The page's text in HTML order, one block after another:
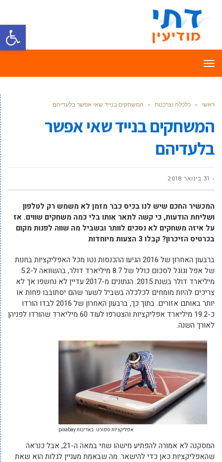
פתח
תפריט
ראשי » כלכלה וצרכנות » המשחקים בנייד שאי אפשר בלעדיהם
המשחקים בנייד שאי אפשר
בלעדיהם
31 בינואר 2018
המכשיר החכם שיש לנו בכיס כבר מזמן לא משמש רק לטלפון
ושליחת הודעות, כי קשה לתאר אותו בלי כמה משחקים שווים. אז
על איזה משחקים לא נסכים לוותר ובשביל מה שווה לפנות מקום
בכרטיס הזיכרון? קבלו 3 הצעות מיוחדות
ברבעון האחרון של 2016 הגיעו ההכנסות נטו מכל האפליקציות בחנות
של אפל וגוגל לסכום כולל של 8.7 מיליארד דולר, בהשוואה ל-5.2
מיליארד דולר בשנת 2015. הנתונים מ-2017 עדיין לא נחשפו אך לא
צריכים להיות מומחים לכלכלה בשביל לשער שהם יסתובבו פחות או
יותר באותם אזורים. בתוך כך, ברבעון האחרון של 2016 לבדו הורדו
כ-19.2 מיליארד אפליקציות והצטרפו לעוד 60 מיליארד שהורדו לפניהן
לאורך השנה.
אפליקציות ספורט. באדיבות pixabay
המסקנה לא אמורה להפתיע מישהו שחי במאה ה-21, אבל כנראה
שהאפליקציות כאן כדי להישאר. מה שבאמת מעניין לגלות הוא שאת